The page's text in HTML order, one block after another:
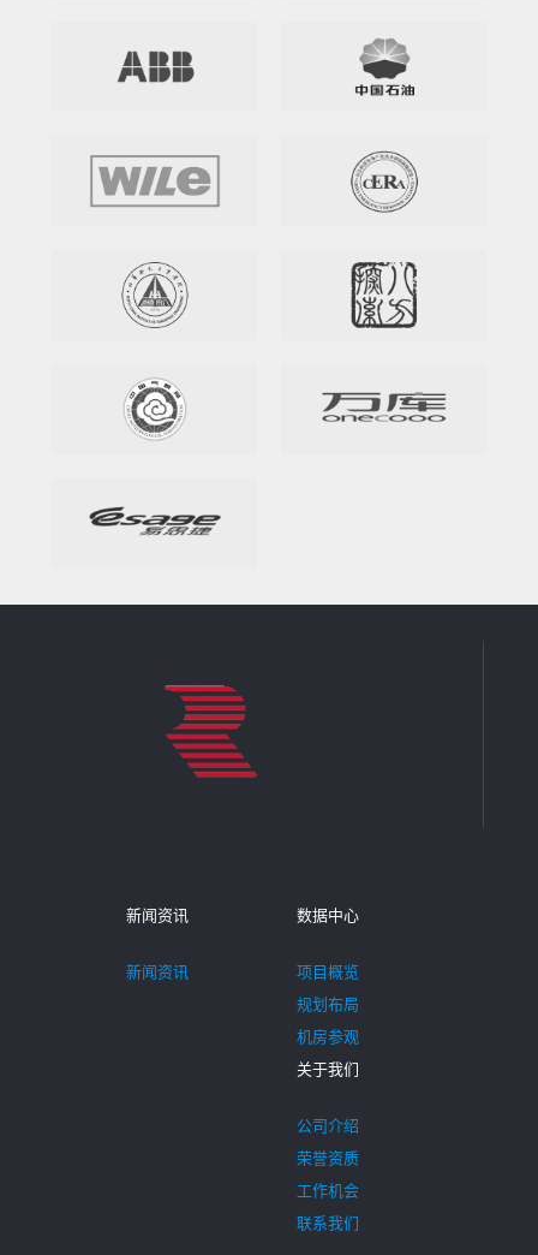
新闻资讯
新闻资讯
数据中心
项目概览
规划布局
机房参观
关于我们
公司介绍
荣誉资质
工作机会
联系我们